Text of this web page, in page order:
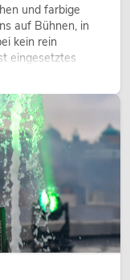
und farbige
auf Bühnen, in
kein rein
eingesetztes
gibt Szenen